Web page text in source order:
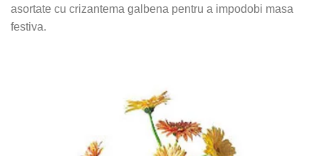
asortate cu crizantema galbena pentru a impodobi masa
festiva.